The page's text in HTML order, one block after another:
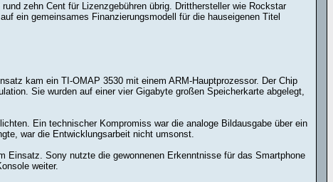
zehn Cent für Lizenzgebühren übrig. Dritthersteller wie Rockstar
ein gemeinsames Finanzierungsmodell für die hauseigenen Titel
kam ein TI-OMAP 3530 mit einem ARM-Hauptprozessor. Der Chip
Sie wurden auf einer vier Gigabyte großen Speicherkarte abgelegt,
Ein technischer Kompromiss war die analoge Bildausgabe über ein
war die Entwicklungsarbeit nicht umsonst.
Einsatz. Sony nutzte die gewonnenen Erkenntnisse für das Smartphone
weiter.